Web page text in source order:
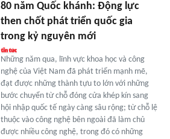
80 năm Quốc khánh: Động lực
then chốt phát triển quốc gia
trong kỷ nguyên mới
Những năm qua, lĩnh vực khoa học và công
nghệ của Việt Nam đã phát triển mạnh mẽ,
đạt được những thành tựu to lớn với những
bước chuyển từ chỗ đóng cửa khép kín sang
hội nhập quốc tế ngày càng sâu rộng; từ chỗ lệ
thuộc vào công nghệ bên ngoài đã làm chủ
được nhiều công nghệ, trong đó có những